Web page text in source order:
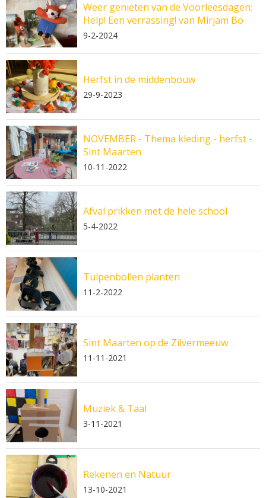
Weer genieten van de Voorleesdagen:
Help! Een verrassing! van Mirjam Bo
9-2-2024
Herfst in de middenbouw
29-9-2023
NOVEMBER - Thema kleding - herfst -
Sint Maarten
10-11-2022
Afval prikken met de hele school
5-4-2022
Tulpenbollen planten
11-2-2022
Sint Maarten op de Zilvermeeuw
11-11-2021
Muziek & Taal
3-11-2021
Rekenen en Natuur
13-10-2021